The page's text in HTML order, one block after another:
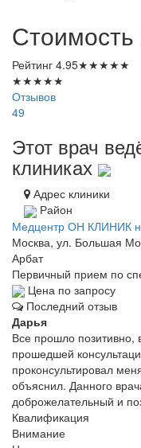
Рейтинг 4.95★★★★★
★★★★★
Отзывов
49
Этот врач
клиниках
Адрес клиники
Район
Медцентр ОН КЛИНИК
Москва, ул. Большая
Арбат
Первичный прием по
Цена по запросу
Последний отзыв
Дарья
Все прошло позитивно,
прошедшей
проконсультировал
объяснил. Данного
доброжелательный и
Квалификация
Внимание